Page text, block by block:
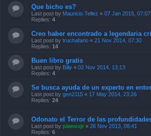
Que bicho es?
Last post by Mauricio Tellez « 07 Jan 2015, 07:07
Replies: 4
Creo haber encontrado a legendaria
Last post by truchafario « 21 Nov 2014, 07:30
Replies: 14
Buen libro gratis
Last post by Billy « 02 Nov 2014, 13:13
Replies: 4
Se busca ayuda de un experto en
Last post by gen2115 « 17 May 2014, 23:26
Replies: 24
Odonato el Terror de las
Last post by planosjr « 26 Nov 2013, 08:41
Replies: 6